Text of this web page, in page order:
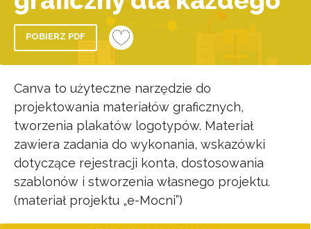
POBIERZ PDF
Canva to użyteczne narzędzie do
projektowania materiałów graficznych,
tworzenia plakatów logotypów. Materiał
zawiera zadania do wykonania, wskazówki
dotyczące rejestracji konta, dostosowania
szablonów i stworzenia własnego projektu.
(materiał projektu „e-Mocni”)